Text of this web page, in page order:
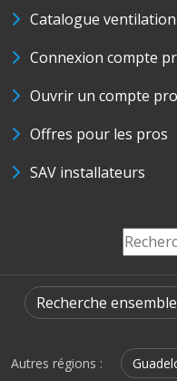
Catalogue ventilation
Connexion compte
Ouvrir un compte pro
Offres pour les pros
SAV installateurs
Recherche ensemble
Autres régions :